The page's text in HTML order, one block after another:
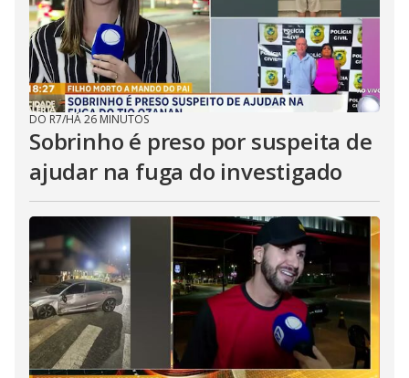
DO R7/HÁ 26 MINUTOS
Sobrinho é preso por suspeita de
ajudar na fuga do investigado